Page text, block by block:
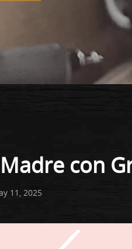
con
11, 2025